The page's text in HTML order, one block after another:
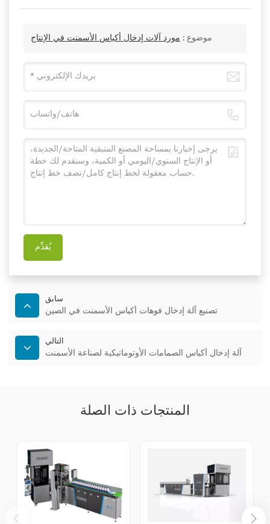
موضوع : مورد آلات إدخال أكياس الأسمنت في الإنتاج
يُقدِّم
سابق
تصنيع آلة إدخال فوهات أكياس الأسمنت في الصين
التالي
آلة إدخال أكياس الصمامات الأوتوماتيكية لصناعة الأسمنت
المنتجات ذات الصلة